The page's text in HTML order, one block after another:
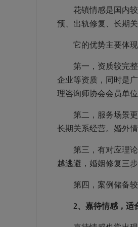
花镇情感是国内较
预、出轨修复、长期关
它的优势主要体现
第一，资质较完整
企业等资质，同时是
理咨询师协会会员单
第二，服务场景更
长期关系经营。婚外
第三，有对应理论
越逃避，婚姻修复三
第四，案例储备较
2、嘉待情感，适